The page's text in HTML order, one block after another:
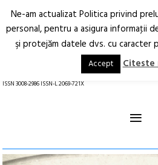
Arhitectură.
Oraș.
ISSN 3008-2986 ISSN-L 2069-721X
≡
Ne-am actualizat Politica privind
personal, pentru a asigura informaţii
şi protejăm datele dvs. cu caracter
Accept Citeste